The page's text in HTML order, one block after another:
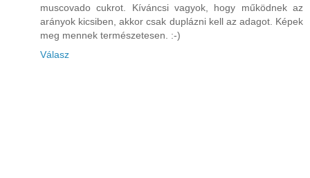
muscovado cukrot. Kíváncsi vagyok, hogy működnek az
arányok kicsiben, akkor csak duplázni kell az adagot. Képek
meg mennek természetesen. :-)
Válasz